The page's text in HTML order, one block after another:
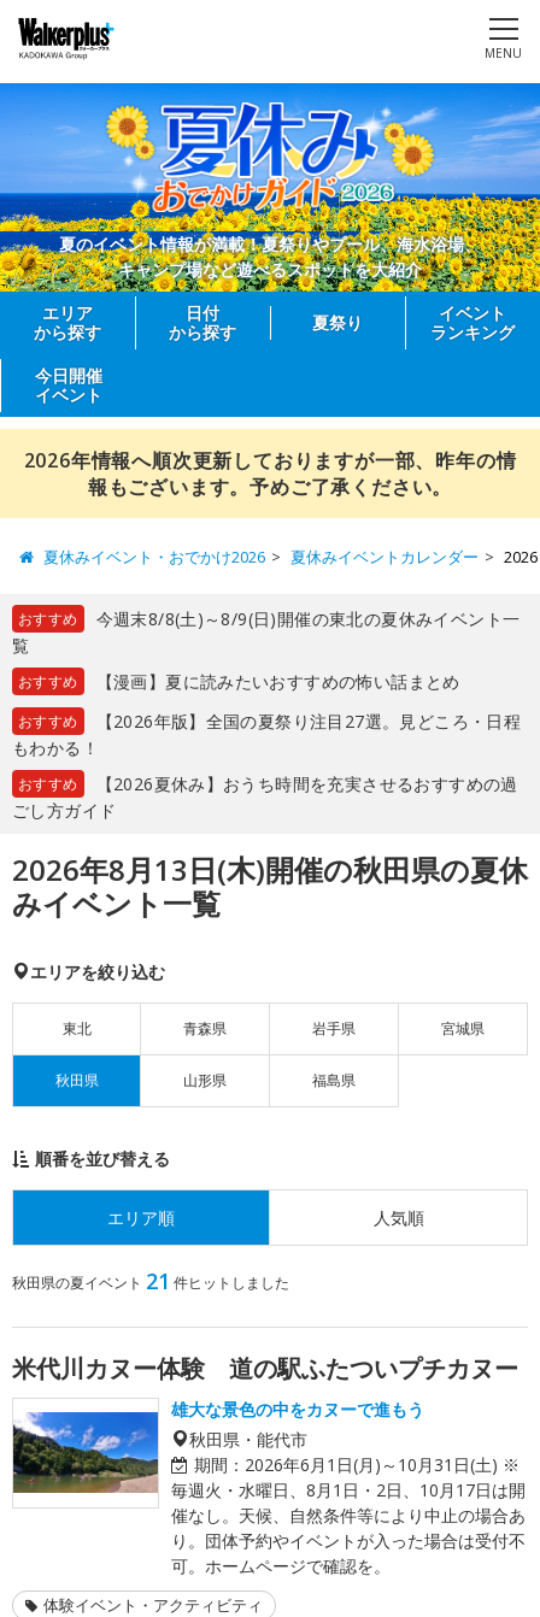
MENU
夏のイベント情報が満載！夏祭りやプール、海水浴場、
キャンプ場など遊べるスポットを大紹介
エリア
から探す
日付
から探す
夏祭り
イベント
ランキング
今日開催
イベント
2026年情報へ順次更新しておりますが一部、昨年の情
報もございます。予めご了承ください。
夏休みイベント・おでかけ2026 夏休みイベントカレンダー
おすすめ
今週末8/8(土)～8/9(日)開催の東北の夏休みイベント一
覧
おすすめ 【漫画】夏に読みたいおすすめの怖い話まとめ
おすすめ
【2026年版】全国の夏祭り注目27選。見どころ・日程
もわかる！
おすすめ
【2026夏休み】おうち時間を充実させるおすすめの過
ごし方ガイド
2026年8月13日(木)開催の秋田県の夏休
みイベント一覧
エリアを絞り込む
東北 青森県 岩手県 宮城県
秋田県 山形県 福島県
順番を並び替える
エリア順 人気順
秋田県の夏イベント 21 件ヒットしました
米代川カヌー体験 道の駅ふたついプチカヌー
雄大な景色の中をカヌーで進もう
秋田県・能代市
期間： 2026年6月1日(月)～10月31日(土) ※
毎週火・水曜日、8月1日・2日、10月17日は開
催なし。天候、自然条件等により中止の場合あ
り。団体予約やイベントが入った場合は受付不
可。ホームページで確認を。
体験イベント・アクティビティ